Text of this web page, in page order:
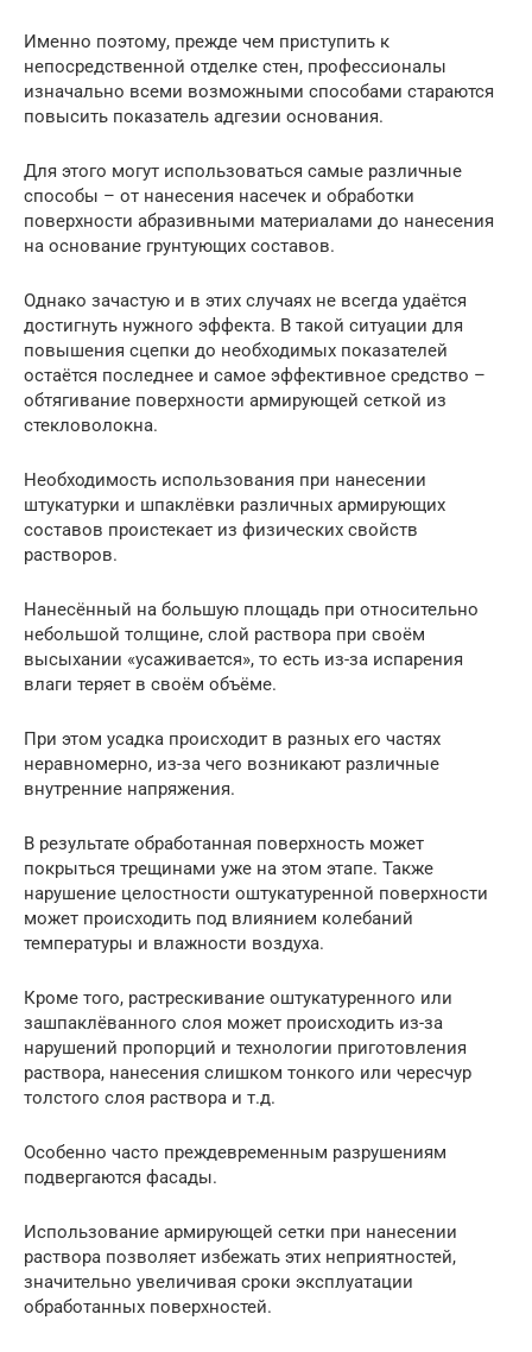
Именно поэтому, прежде чем приступить к
непосредственной отделке стен, профессионалы
изначально всеми возможными способами стараются
повысить показатель адгезии основания.
Для этого могут использоваться самые различные
способы – от нанесения насечек и обработки
поверхности абразивными материалами до нанесения
на основание грунтующих составов.
Однако зачастую и в этих случаях не всегда удаётся
достигнуть нужного эффекта. В такой ситуации для
повышения сцепки до необходимых показателей
остаётся последнее и самое эффективное средство –
обтягивание поверхности армирующей сеткой из
стекловолокна.
Необходимость использования при нанесении
штукатурки и шпаклёвки различных армирующих
составов проистекает из физических свойств
растворов.
Нанесённый на большую площадь при относительно
небольшой толщине, слой раствора при своём
высыхании «усаживается», то есть из-за испарения
влаги теряет в своём объёме.
При этом усадка происходит в разных его частях
неравномерно, из-за чего возникают различные
внутренние напряжения.
В результате обработанная поверхность может
покрыться трещинами уже на этом этапе. Также
нарушение целостности оштукатуренной поверхности
может происходить под влиянием колебаний
температуры и влажности воздуха.
Кроме того, растрескивание оштукатуренного или
зашпаклёванного слоя может происходить из-за
нарушений пропорций и технологии приготовления
раствора, нанесения слишком тонкого или чересчур
толстого слоя раствора и т.д.
Особенно часто преждевременным разрушениям
подвергаются фасады.
Использование армирующей сетки при нанесении
раствора позволяет избежать этих неприятностей,
значительно увеличивая сроки эксплуатации
обработанных поверхностей.